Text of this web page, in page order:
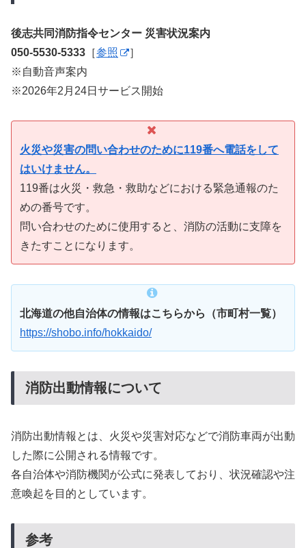
後志共同消防指令センター 災害状況案内
050-5530-5333 ［参照
］
※自動音声案内
※2026年2月24日サービス開始
火災や災害の問い合わせのために119番へ電話をして
はいけません。
119番は火災・救急・救助などにおける緊急通報のた
めの番号です。
問い合わせのために使用すると、消防の活動に支障を
きたすことになります。
北海道の他自治体の情報はこちらから（市町村一覧）
https://shobo.info/hokkaido/
消防出動情報について
消防出動情報とは、火災や災害対応などで消防車両が出動
した際に公開される情報です。
各自治体や消防機関が公式に発表しており、状況確認や注
意喚起を目的としています。
参考